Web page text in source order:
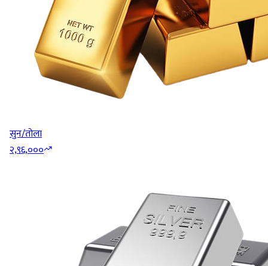
सुन/तोला
२,९६,०००